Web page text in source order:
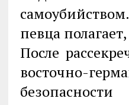
певца
После
восточно-